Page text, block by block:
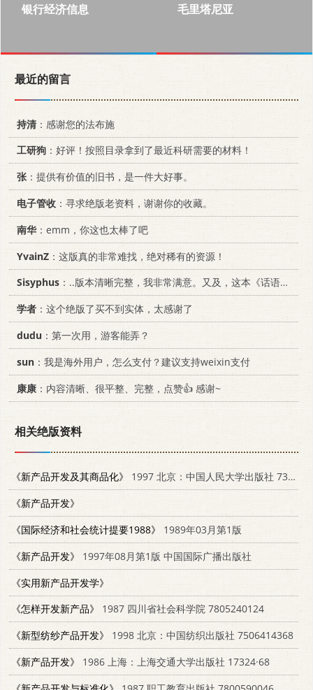
银行经济信息
毛里塔尼亚
最近的留言
持清：感谢您的法布施
工研狗 ：好评！按照目录拿到了最近科研需要的材料！
张：提供有价值的旧书，是一件大好事。
电子管收 ：寻求绝版老资料，谢谢你的收藏。
南华：emm，你这也太棒了吧
YvainZ ：这版真的非常难找，绝对稀有的资源！
Sisyphus ：..版本清晰完整，我非常满意。又及，这本《话语的真相》...
学者 ：这个绝版了买不到实体，太感谢了
dudu ：第一次用，游客能弄？
sun ：我是海外用户，怎么支付？建议支持weixin支付
康康 ：内容清晰、很平整、完整，点赞👍 感谢~
相关绝版资料
《新产品开发及其商品化》
1997 北京：中国人民大学出版社 7300022243
《新产品开发》
《国际经济和社会统计提要1988》
1989年03月第1版
《新产品开发》
1997年08月第1版 中国国际广播出版社
《实用新产品开发学》
《怎样开发新产品》
1987 四川省社会科学院 7805240124
《新型纺纱产品开发》
1998 北京：中国纺织出版社 7506414368
《新产品开发》
1986 上海：上海交通大学出版社 17324·68